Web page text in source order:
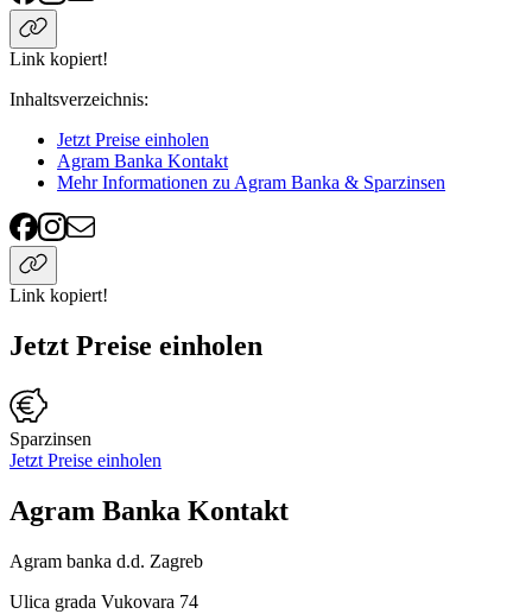
Link kopiert!
Inhaltsverzeichnis:
Jetzt Preise einholen
Agram Banka Kontakt
Mehr Informationen zu Agram Banka & Sparzinsen
Link kopiert!
Jetzt Preise einholen
Sparzinsen
Jetzt Preise einholen
Agram Banka Kontakt
Agram banka d.d. Zagreb
Ulica grada Vukovara 74